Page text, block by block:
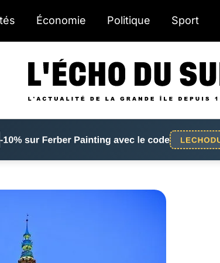
Économie Politique Sport